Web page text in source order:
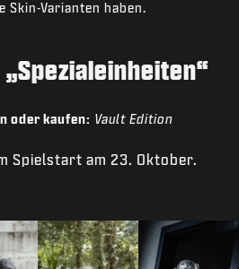
Skin-Varianten haben.
oder kaufen: Vault Edition
Spielstart am 23. Oktober.